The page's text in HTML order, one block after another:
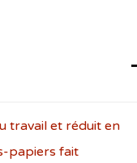
travail et réduit en
papiers fait